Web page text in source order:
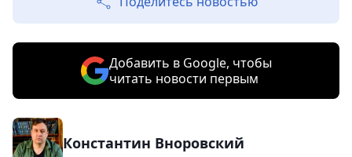
Добавить в Google, чтобы
читать новости первым
Константин Вноровский